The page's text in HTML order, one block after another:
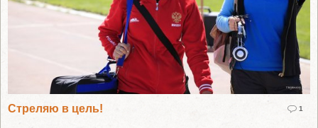
Стреляю в цель! 1